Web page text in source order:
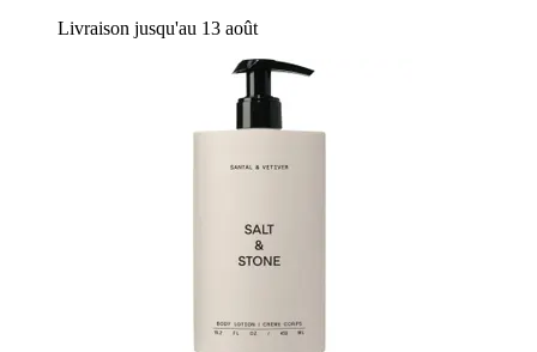
Livraison jusqu'au 13 août